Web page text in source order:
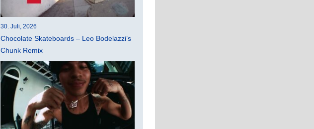
30. Juli, 2026
Chocolate Skateboards – Leo Bodelazzi’s
Chunk Remix